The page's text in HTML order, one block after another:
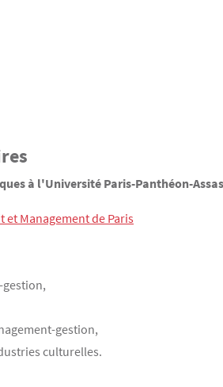
à l'Université Paris-Panthéon-Assas
et Management de Paris
gestion,
gestion,
culturelles.